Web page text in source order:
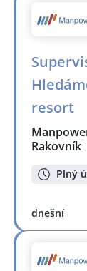
resort
Rakovník
Plný
dnešní